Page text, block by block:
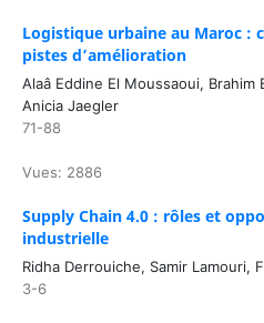
Logistique urbaine au Maroc :
pistes d’amélioration
Alaâ Eddine El Moussaoui, Brahim
Anicia Jaegler
71-88
Vues: 2886
Supply Chain 4.0 : rôles et
industrielle
Ridha Derrouiche, Samir Lamouri,
3-6